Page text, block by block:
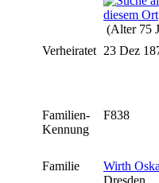
(Alter 75
Verheiratet 23 Dez
Familien-
Kennung
F838
Familie Wirth
Dresden